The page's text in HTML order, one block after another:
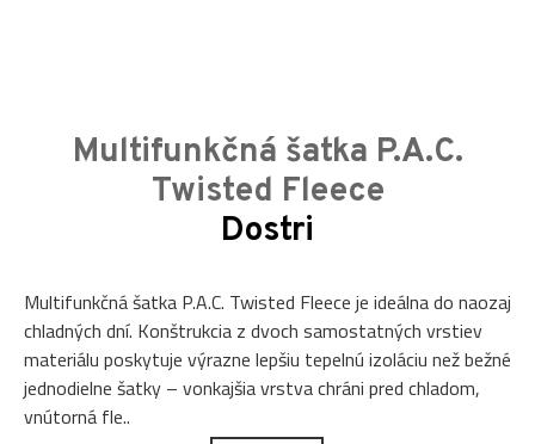
Multifunkčná šatka P.A.C.
Twisted Fleece
Dostri
Multifunkčná šatka P.A.C. Twisted Fleece je ideálna do naozaj
chladných dní. Konštrukcia z dvoch samostatných vrstiev
materiálu poskytuje výrazne lepšiu tepelnú izoláciu než bežné
jednodielne šatky – vonkajšia vrstva chráni pred chladom,
vnútorná fle..